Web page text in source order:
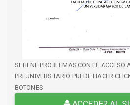
SI TIENE PROBLEMAS CON EL ACCESO
PREUNIVERSITARIO PUEDE HACER
BOTONES